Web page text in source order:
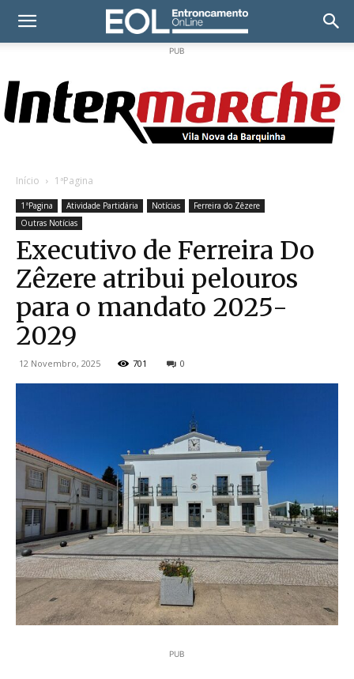
PUB
Início 1ªPagina
1ªPagina Atividade Partidária Notícias
Ferreira do Zêzere
Outras Notícias
Executivo de Ferreira Do
Zêzere atribui pelouros
para o mandato 2025-
2029
12 Novembro, 2025 701 0
PUB